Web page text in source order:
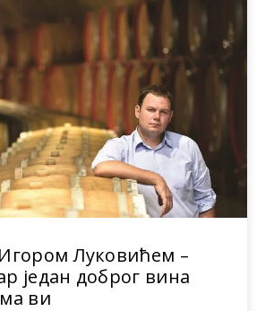
Луковићем –
један доброг вина
ви